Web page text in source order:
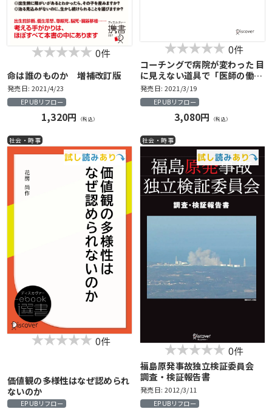
0件
命は誰のものか 増補改訂版
発売日: 2021/4/23
EPUBリフロー
1,320円 （税込）
0件
コーチングで病院が変わった 目
に見えない道具で「医師の働き
方改革」は進化する
発売日: 2021/3/19
EPUBリフロー
3,080円 （税込）
社会・時事
0件
価値観の多様性はなぜ認められ
ないのか
EPUBリフロー
社会・時事
0件
福島原発事故独立検証委員会
調査・検証報告書
発売日: 2012/3/11
EPUBリフロー